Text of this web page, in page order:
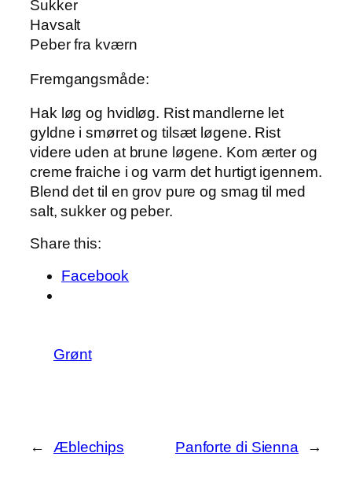
Sukker
Havsalt
Peber fra kværn
Fremgangsmåde:
Hak løg og hvidløg. Rist mandlerne let
gyldne i smørret og tilsæt løgene. Rist
videre uden at brune løgene. Kom ærter og
creme fraiche i og varm det hurtigt igennem.
Blend det til en grov pure og smag til med
salt, sukker og peber.
Share this:
Facebook
Grønt
← Æblechips Panforte di Sienna →